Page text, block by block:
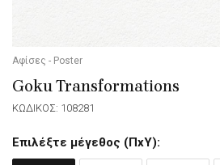
Αφίσες - Poster
Goku Transformations
ΚΩΔΙΚΟΣ: 108281
Επιλέξτε μέγεθος (ΠxΥ):